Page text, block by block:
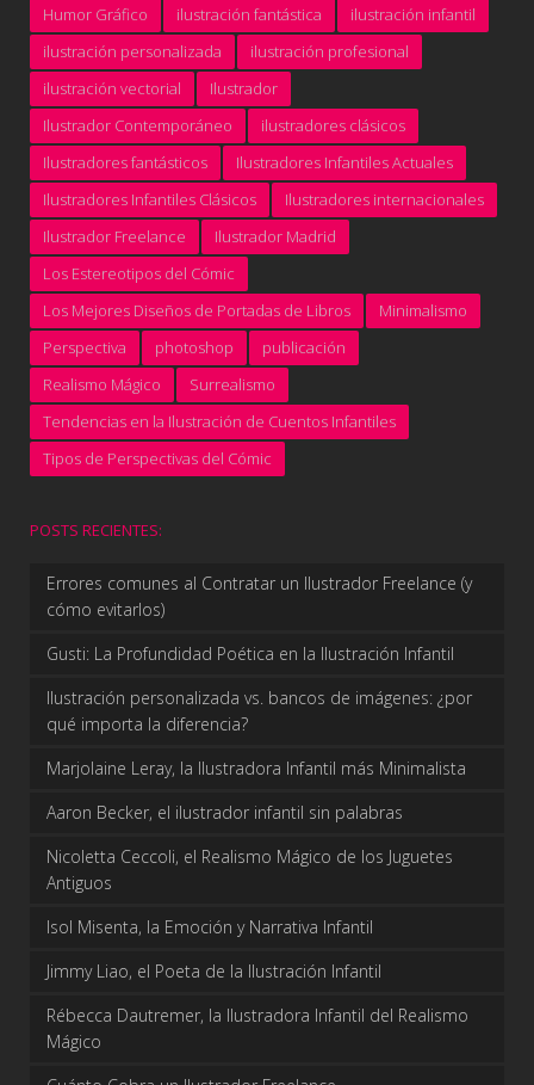
Humor Gráfico
ilustración fantástica
ilustración infantil
ilustración personalizada
ilustración profesional
ilustración vectorial
Ilustrador
Ilustrador Contemporáneo
ilustradores clásicos
Ilustradores fantásticos
Ilustradores Infantiles Actuales
Ilustradores Infantiles Clásicos
Ilustradores internacionales
Ilustrador Freelance
Ilustrador Madrid
Los Estereotipos del Cómic
Los Mejores Diseños de Portadas de Libros
Minimalismo
Perspectiva
photoshop
publicación
Realismo Mágico
Surrealismo
Tendencias en la Ilustración de Cuentos Infantiles
Tipos de Perspectivas del Cómic
POSTS RECIENTES:
Errores comunes al Contratar un Ilustrador Freelance (y
cómo evitarlos)
Gusti: La Profundidad Poética en la Ilustración Infantil
Ilustración personalizada vs. bancos de imágenes: ¿por
qué importa la diferencia?
Marjolaine Leray, la Ilustradora Infantil más Minimalista
Aaron Becker, el ilustrador infantil sin palabras
Nicoletta Ceccoli, el Realismo Mágico de los Juguetes
Antiguos
Isol Misenta, la Emoción y Narrativa Infantil
Jimmy Liao, el Poeta de la Ilustración Infantil
Rébecca Dautremer, la Ilustradora Infantil del Realismo
Mágico